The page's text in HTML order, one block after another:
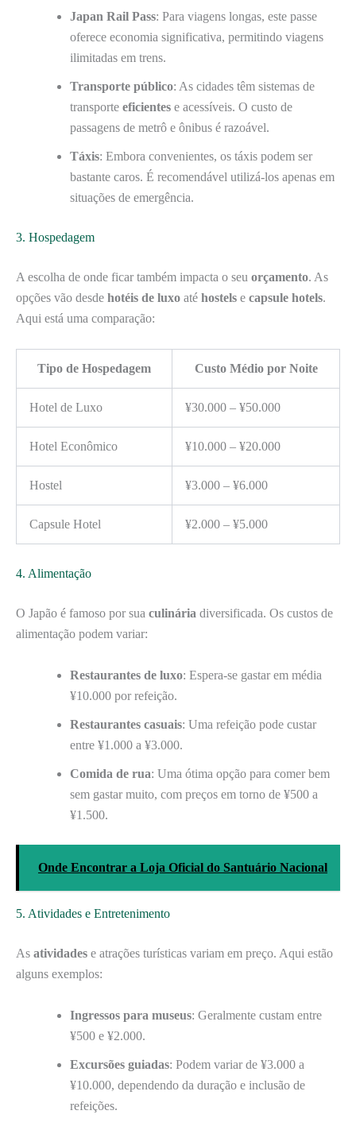
Japan Rail Pass: Para viagens longas, este passe
oferece economia significativa, permitindo viagens
ilimitadas em trens.
Transporte público: As cidades têm sistemas de
transporte eficientes e acessíveis. O custo de
passagens de metrô e ônibus é razoável.
Táxis: Embora convenientes, os táxis podem ser
bastante caros. É recomendável utilizá-los apenas em
situações de emergência.
3. Hospedagem
A escolha de onde ficar também impacta o seu orçamento. As
opções vão desde hotéis de luxo até hostels e capsule hotels.
Aqui está uma comparação:
Tipo de Hospedagem Custo Médio por Noite
Hotel de Luxo ¥30.000 – ¥50.000
Hotel Econômico ¥10.000 – ¥20.000
Hostel ¥3.000 – ¥6.000
Capsule Hotel ¥2.000 – ¥5.000
4. Alimentação
O Japão é famoso por sua culinária diversificada. Os custos de
alimentação podem variar:
Restaurantes de luxo: Espera-se gastar em média
¥10.000 por refeição.
Restaurantes casuais: Uma refeição pode custar
entre ¥1.000 a ¥3.000.
Comida de rua: Uma ótima opção para comer bem
sem gastar muito, com preços em torno de ¥500 a
¥1.500.
Onde Encontrar a Loja Oficial do Santuário Nacional
5. Atividades e Entretenimento
As atividades e atrações turísticas variam em preço. Aqui estão
alguns exemplos:
Ingressos para museus: Geralmente custam entre
¥500 e ¥2.000.
Excursões guiadas: Podem variar de ¥3.000 a
¥10.000, dependendo da duração e inclusão de
refeições.